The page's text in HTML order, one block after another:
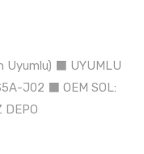
Uyumlu) ⬛ UYUMLU
J02 ⬛ OEM SOL:
DEPO